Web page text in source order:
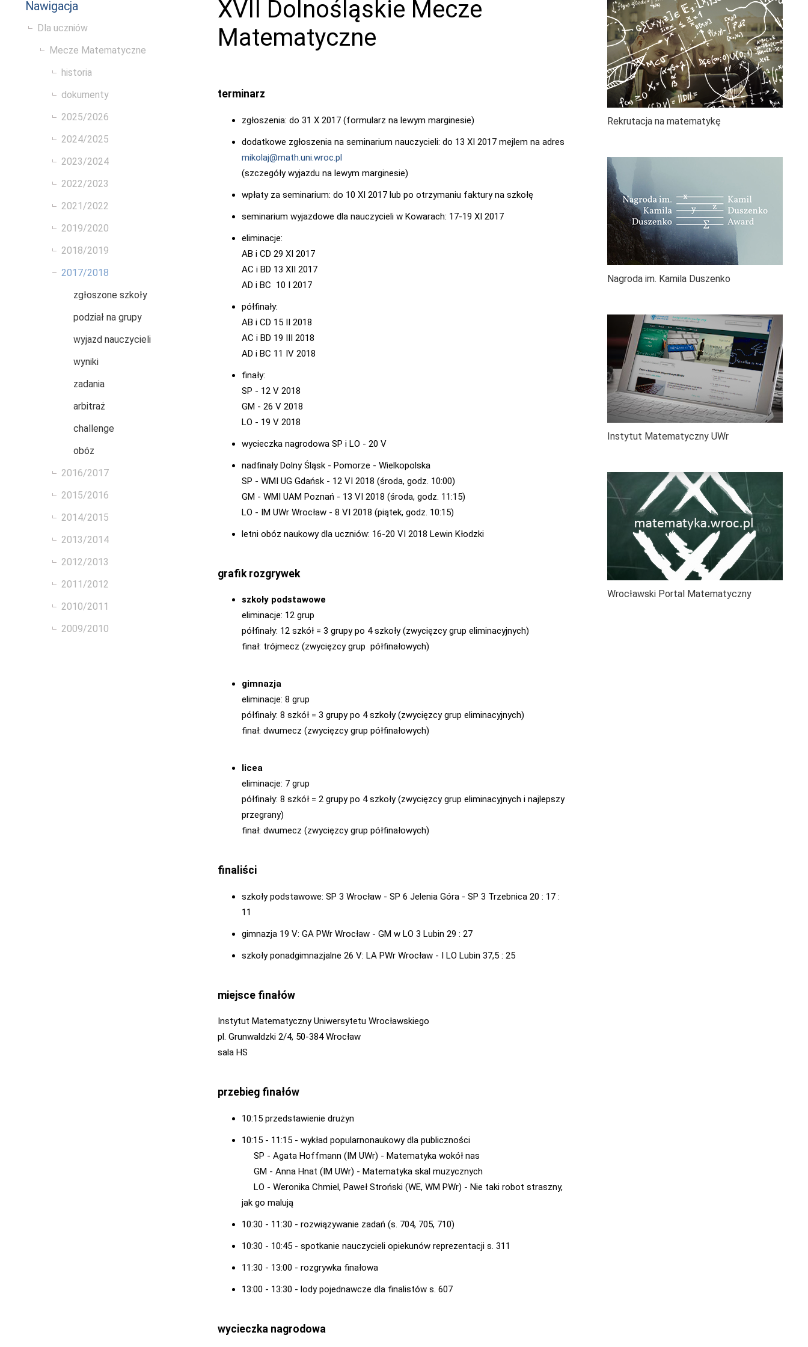
Nawigacja
Dla uczniów
Mecze Matematyczne
historia
dokumenty
2025/2026
2024/2025
2023/2024
2022/2023
2021/2022
2019/2020
2018/2019
2017/2018
zgłoszone szkoły
podział na grupy
wyjazd nauczycieli
wyniki
zadania
arbitraż
challenge
obóz
2016/2017
2015/2016
2014/2015
2013/2014
2012/2013
2011/2012
2010/2011
2009/2010
XVII Dolnośląskie Mecze
Matematyczne
terminarz
zgłoszenia: do 31 X 2017 (formularz na lewym marginesie)
dodatkowe zgłoszenia na seminarium nauczycieli: do 13 XI 2017 mejlem na adres
mikolaj@math.uni.wroc.pl
(szczegóły wyjazdu na lewym marginesie)
wpłaty za seminarium: do 10 XI 2017 lub po otrzymaniu faktury na szkołę
seminarium wyjazdowe dla nauczycieli w Kowarach: 17-19 XI 2017
eliminacje:
AB i CD 29 XI 2017
AC i BD 13 XII 2017
AD i BC 10 I 2017
półfinały:
AB i CD 15 II 2018
AC i BD 19 III 2018
AD i BC 11 IV 2018
finały:
SP - 12 V 2018
GM - 26 V 2018
LO - 19 V 2018
wycieczka nagrodowa SP i LO - 20 V
nadfinały Dolny Śląsk - Pomorze - Wielkopolska
SP - WMI UG Gdańsk - 12 VI 2018 (środa, godz. 10:00)
GM - WMI UAM Poznań - 13 VI 2018 (środa, godz. 11:15)
LO - IM UWr Wrocław - 8 VI 2018 (piątek, godz. 10:15)
letni obóz naukowy dla uczniów: 16-20 VI 2018 Lewin Kłodzki
grafik rozgrywek
szkoły podstawowe
eliminacje: 12 grup
półfinały: 12 szkół = 3 grupy po 4 szkoły (zwycięzcy grup eliminacyjnych)
finał: trójmecz (zwycięzcy grup półfinałowych)
gimnazja
eliminacje: 8 grup
półfinały: 8 szkół = 3 grupy po 4 szkoły (zwycięzcy grup eliminacyjnych)
finał: dwumecz (zwycięzcy grup półfinałowych)
licea
eliminacje: 7 grup
półfinały: 8 szkół = 2 grupy po 4 szkoły (zwycięzcy grup eliminacyjnych i najlepszy
przegrany)
finał: dwumecz (zwycięzcy grup półfinałowych)
finaliści
szkoły podstawowe: SP 3 Wrocław - SP 6 Jelenia Góra - SP 3 Trzebnica 20 : 17 :
11
gimnazja 19 V: GA PWr Wrocław - GM w LO 3 Lubin 29 : 27
szkoły ponadgimnazjalne 26 V: LA PWr Wrocław - I LO Lubin 37,5 : 25
miejsce finałów
Instytut Matematyczny Uniwersytetu Wrocławskiego
pl. Grunwaldzki 2/4, 50-384 Wrocław
sala HS
przebieg finałów
10:15 przedstawienie drużyn
10:15 - 11:15 - wykład popularnonaukowy dla publiczności
SP - Agata Hoffmann (IM UWr) - Matematyka wokół nas
GM - Anna Hnat (IM UWr) - Matematyka skal muzycznych
LO - Weronika Chmiel, Paweł Stroński (WE, WM PWr) - Nie taki robot straszny,
jak go malują
10:30 - 11:30 - rozwiązywanie zadań (s. 704, 705, 710)
10:30 - 10:45 - spotkanie nauczycieli opiekunów reprezentacji s. 311
11:30 - 13:00 - rozgrywka finałowa
13:00 - 13:30 - lody pojednawcze dla finalistów s. 607
wycieczka nagrodowa
Rekrutacja na matematykę
Nagroda im. Kamila Duszenko
Instytut Matematyczny UWr
Wrocławski Portal Matematyczny